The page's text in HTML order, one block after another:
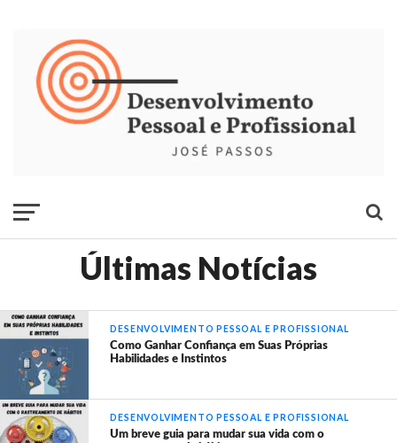
Últimas Notícias
DESENVOLVIMENTO PESSOAL E PROFISSIONAL
Como Ganhar Confiança em Suas Próprias
Habilidades e Instintos
DESENVOLVIMENTO PESSOAL E PROFISSIONAL
Um breve guia para mudar sua vida com o